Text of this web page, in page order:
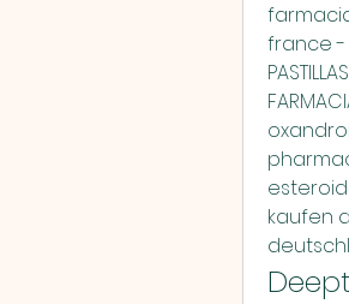
france -
kaufen